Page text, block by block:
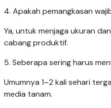
4. Apakah pemangkasan
Ya, untuk menjaga ukuran
cabang produktif.
5. Seberapa sering harus
Umumnya 1–2 kali sehari
media tanam.